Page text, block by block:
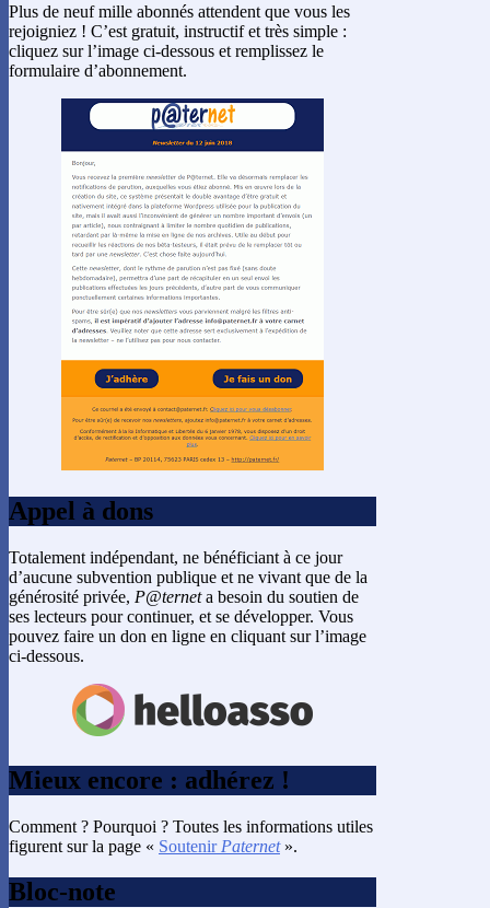
Plus de neuf mille abonnés attendent que vous les
rejoigniez ! C’est gratuit, instructif et très simple :
cliquez sur l’image ci-dessous et remplissez le
formulaire d’abonnement.
Appel à dons
Totalement indépendant, ne bénéficiant à ce jour
d’aucune subvention publique et ne vivant que de la
générosité privée, P@terneta besoin du soutien de
ses lecteurs pour continuer, et se développer. Vous
pouvez faire un don en ligne en cliquant sur l’image
ci-dessous.
Mieux encore : adhérez !
Comment ? Pourquoi ? Toutes les informations utiles
figurent sur la page « Soutenir Paternet».
Bloc-note